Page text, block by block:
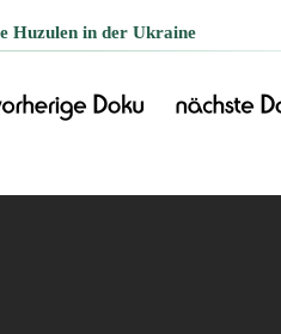
Huzulen in der Ukraine